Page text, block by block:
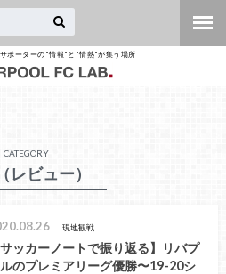
サポーターの"情報"と"情熱"が集う場所
CATEGORY
レビュー）
現地観戦
サッカーノートで振り返る】リバプ
のプレミアリーグ優勝〜19-20シ